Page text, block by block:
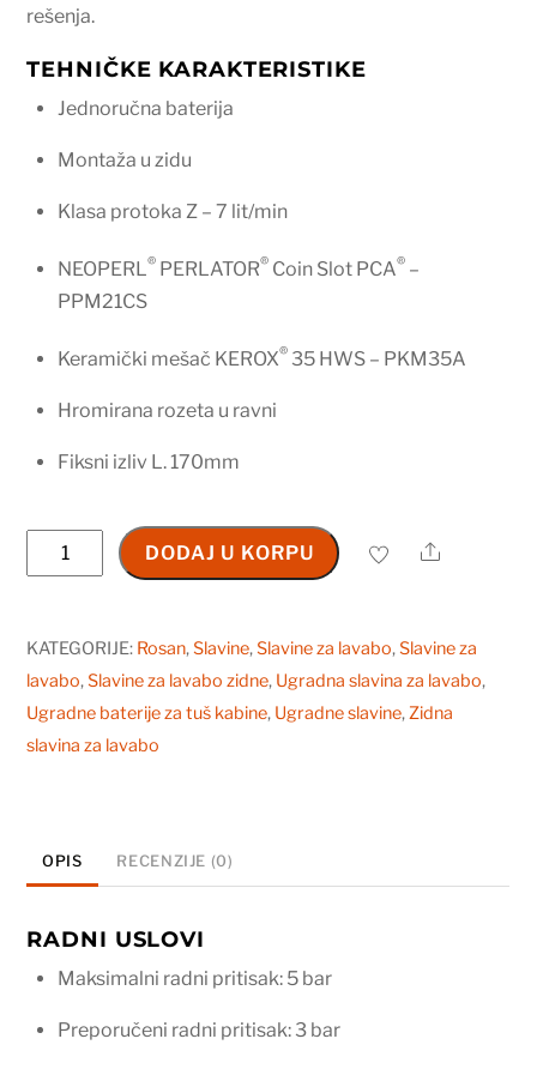
rešenja.
TEHNIČKE KARAKTERISTIKE
Jednoručna baterija
Montaža u zidu
Klasa protoka Z – 7 lit/min
NEOPERL® PERLATOR® Coin Slot PCA® –
PPM21CS
Keramički mešač KEROX® 35 HWS – PKM35A
Hromirana rozeta u ravni
Fiksni izliv L. 170mm
Uzidna
baterija
lavabo
sa
izlivom
170
DODAJ U KORPU Share
KATEGORIJE: Rosan,Slavine,Slavine za lavabo,Slavine za
lavabo,Slavine za lavabo zidne, Ugradna slavina za lavabo,
Ugradne baterije za tuš kabine, Ugradne slavine,Zidna
slavina za lavabo
OPIS RECENZIJE (0)
RADNI USLOVI
Maksimalni radni pritisak: 5 bar
Preporučeni radni pritisak: 3 bar